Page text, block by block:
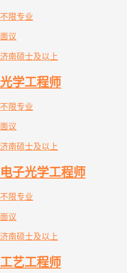
不限专业
面议
济南硕士及以上
光学工程师
不限专业
面议
济南硕士及以上
电子光学工程师
不限专业
面议
济南硕士及以上
工艺工程师